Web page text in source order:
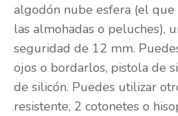
algodón nube esfera (el
las almohadas o peluches),
seguridad de 12 mm.
ojos o bordarlos, pistola de
de silicón. Puedes utilizar
resistente, 2 cotonetes o